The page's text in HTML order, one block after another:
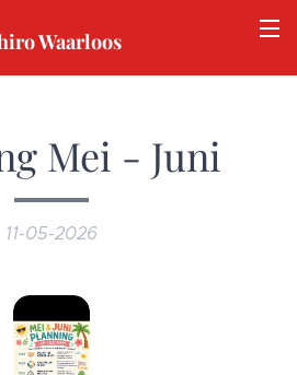
Waarloos
Mei - Juni
11-05-2026